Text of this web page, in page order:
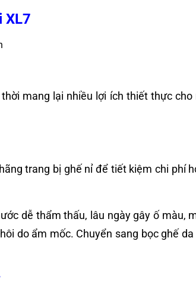
XL7
mang lại nhiều lợi ích thiết thực
trang bị ghế nỉ để tiết kiệm chi
dễ thẩm thấu, lâu ngày gây ố
do ẩm mốc. Chuyển sang bọc ghế